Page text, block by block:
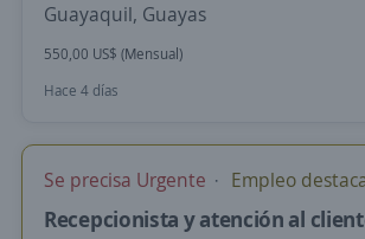
Guayaquil, Guayas
550,00 US$ (Mensual)
Hace 4 días
Se precisa Urgente Empleo
Recepcionista y atención al